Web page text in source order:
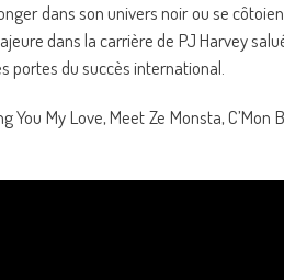
dans son univers noir ou se
dans la carrière de PJ Harvey
portes du succès international.
You My Love, Meet Ze Monsta,